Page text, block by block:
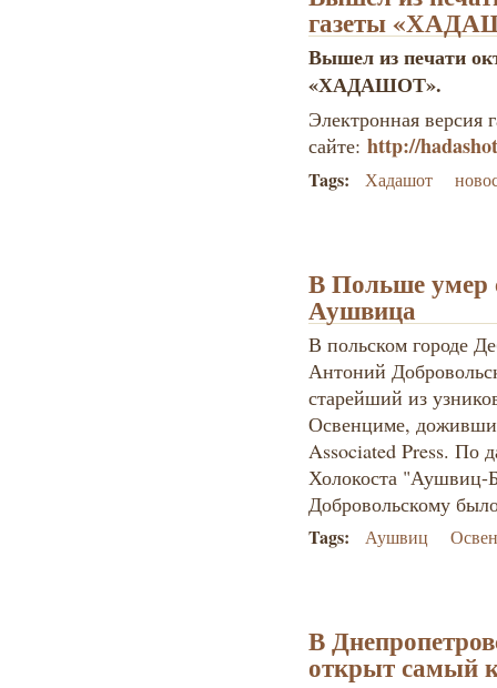
газеты
Вышел из печати
«ХАДАШОТ».
Электронная версия
сайте: http://
Tags: Хадашот
В Польше умер
Аушвица
В польском городе
Антоний
старейший из
Освенциме,
Associated Press. По
Холокоста "Аушвиц-
Добровольскому
Tags: Аушвиц
В
открыт самый